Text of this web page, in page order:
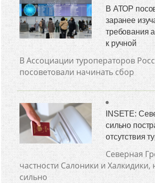
В АТОР
заранее
требования
к ручной
В Ассоциации туроператоров
посоветовали начинать сбор
INSETE:
сильно
отсутствия
Северная
частности Салоники и Халкидики,
сильно